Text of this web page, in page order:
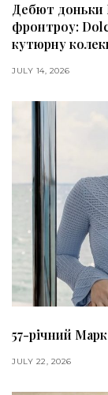
Дебют доньки
фронтроу:
кутюрну
JULY 14, 2026
57-річний
JULY 22, 2026